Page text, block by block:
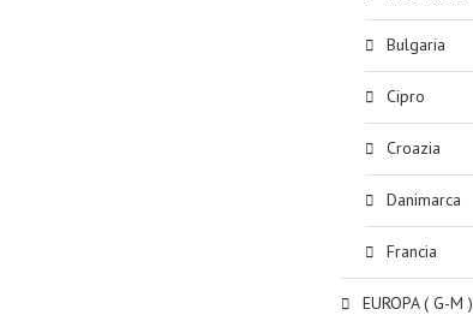
Bulgaria
Cipro
Croazia
Danimarca
Francia
EUROPA ( G-M )